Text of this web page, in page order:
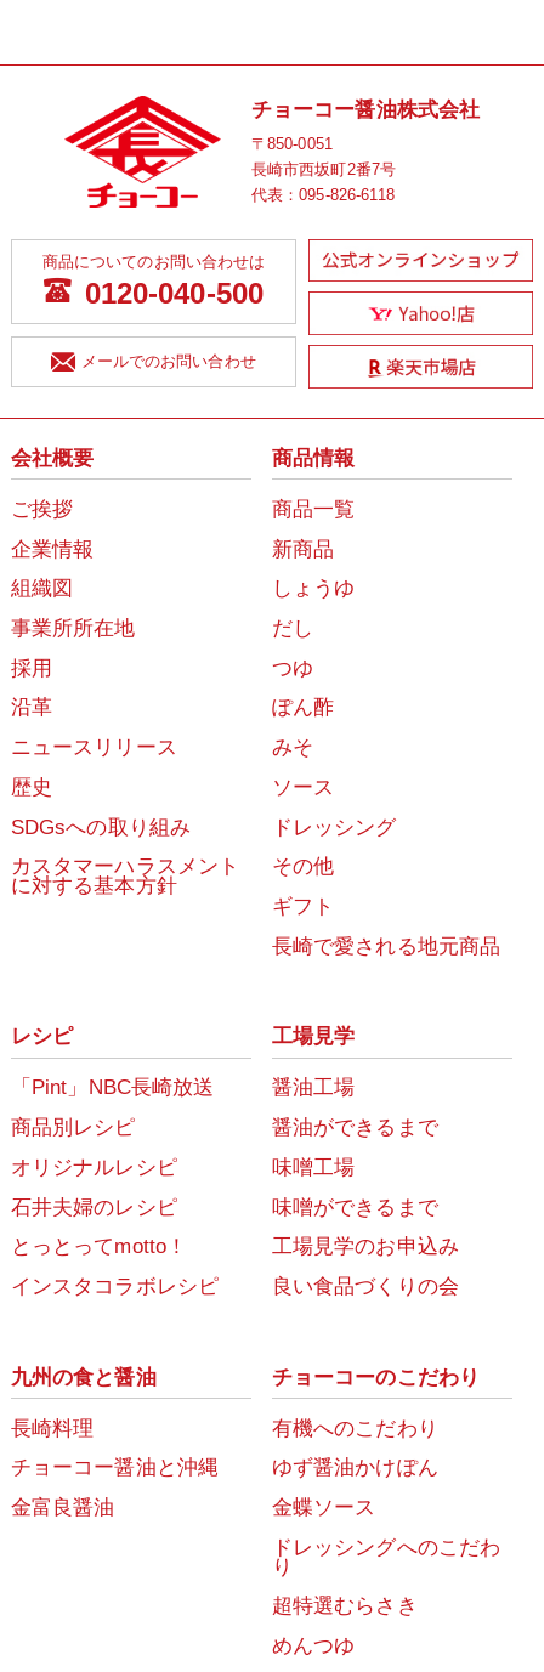
チョーコー醤油株式会社
〒850-0051
長崎市西坂町2番7号
代表：095-826-6118
商品についてのお問い合わせは
0120-040-500
メールでのお問い合わせ
会社概要
ご挨拶
企業情報
組織図
事業所所在地
採用
沿革
ニュースリリース
歴史
SDGsへの取り組み
カスタマーハラスメント
に対する基本方針
商品情報
商品一覧
新商品
しょうゆ
だし
つゆ
ぽん酢
みそ
ソース
ドレッシング
その他
ギフト
長崎で愛される地元商品
レシピ
「Pint」NBC長崎放送
商品別レシピ
オリジナルレシピ
石井夫婦のレシピ
とっとってmotto！
インスタコラボレシピ
工場見学
醤油工場
醤油ができるまで
味噌工場
味噌ができるまで
工場見学のお申込み
良い食品づくりの会
九州の食と醤油
長崎料理
チョーコー醤油と沖縄
金富良醤油
チョーコーのこだわり
有機へのこだわり
ゆず醤油かけぽん
金蝶ソース
ドレッシングへのこだわ
り
超特選むらさき
めんつゆ